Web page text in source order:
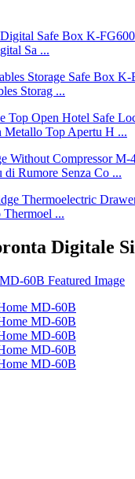
Sa ...
Storag ...
Metallo Top Apertu H ...
Rumore Senza Co ...
...
Digitale